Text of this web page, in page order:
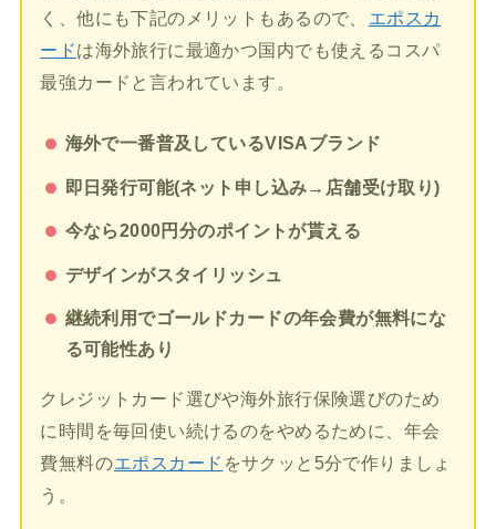
く、他にも下記のメリットもあるので、
エポスカ
ードは海外旅行に最適かつ国内でも使えるコスパ
最強カードと言われています。
海外で一番普及しているVISAブランド
即日発行可能(ネット申し込み→店舗受け取り)
今なら2000円分のポイントが貰える
デザインがスタイリッシュ
継続利用でゴールドカードの年会費が無料にな
る可能性あり
クレジットカード選びや海外旅行保険選びのため
に時間を毎回使い続けるのをやめるために、年会
費無料のエポスカード をサクッと5分で作りましょ
う。